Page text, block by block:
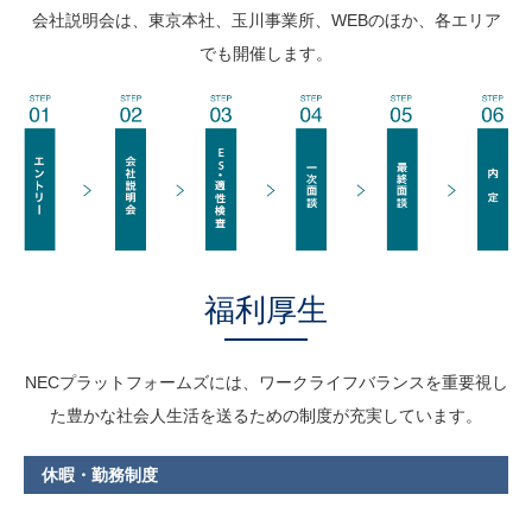
会社説明会は、東京本社、玉川事業所、WEBのほか、各エリア
でも開催します。
福利厚生
NECプラットフォームズには、ワークライフバランスを重要視し
た豊かな社会人生活を送るための制度が充実しています。
休暇・勤務制度